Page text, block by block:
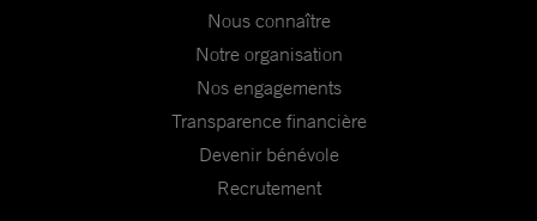
Nous connaître
Notre organisation
Nos engagements
Transparence financière
Devenir bénévole
Recrutement